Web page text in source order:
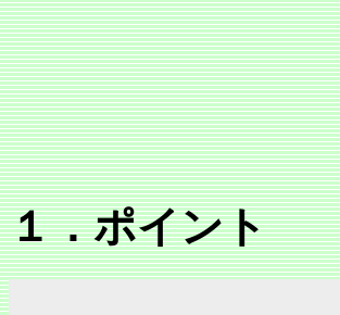
１．ポイント